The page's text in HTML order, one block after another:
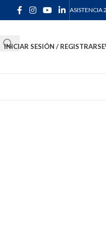
ASISTENCIA
INICIAR SESIÓN / REGISTRARSE